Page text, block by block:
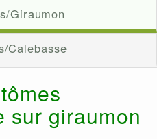
Giraumon
Calebasse
sur giraumon